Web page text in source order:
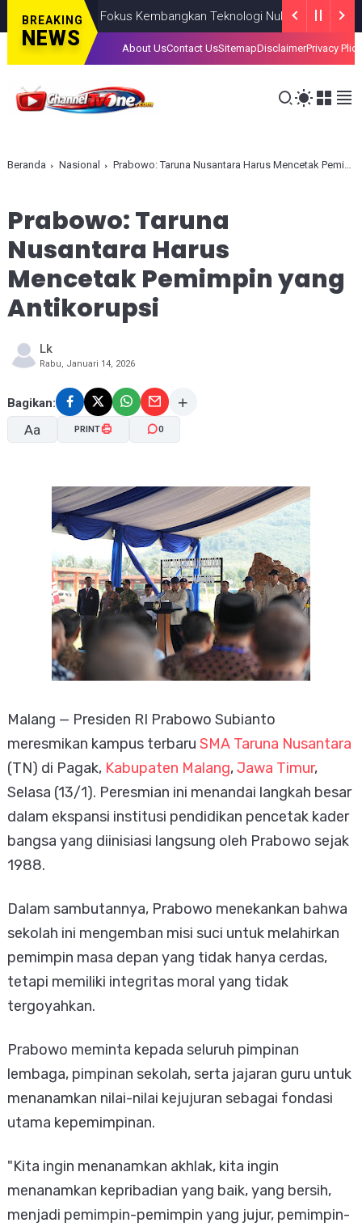
BREAKING
NEWS
BRIN Fokus Kembangkan Teknologi Nuklir hingga AI
About UsContact UsSitemapDisclaimerPrivacy Plice
Beranda Nasional Prabowo: Taruna Nusantara Harus Mencetak Pemimpin yang Antikorupsi
Prabowo: Taruna
Nusantara Harus
Mencetak Pemimpin yang
Antikorupsi
Lk
Rabu, Januari 14, 2026
Bagikan:
Aa
A- A+
PRINT 0
Malang — Presiden RI Prabowo Subianto
meresmikan kampus terbaru SMA Taruna Nusantara
(TN) di Pagak, Kabupaten Malang,Jawa Timur,
Selasa (13/1). Peresmian ini menandai langkah besar
dalam ekspansi institusi pendidikan pencetak kader
bangsa yang diinisiasi langsung oleh Prabowo sejak
1988.
Dalam sambutannya, Prabowo menekankan bahwa
sekolah ini mengemban misi suci untuk melahirkan
pemimpin masa depan yang tidak hanya cerdas,
tetapi memiliki integritas moral yang tidak
tergoyahkan.
Prabowo meminta kepada seluruh pimpinan
lembaga, pimpinan sekolah, serta jajaran guru untuk
menanamkan nilai-nilai kejujuran sebagai fondasi
utama kepemimpinan.
"Kita ingin menanamkan akhlak, kita ingin
menanamkan kepribadian yang baik, yang bersih,
menjadi pemimpin-pemimpin yang jujur, pemimpin-